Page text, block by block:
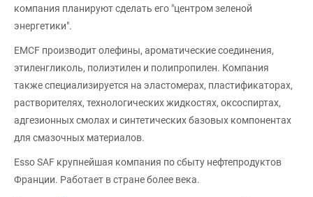
компания планируют сделать его "центром зеленой
энергетики".
EMCF производит олефины, ароматические соединения,
этиленгликоль, полиэтилен и полипропилен. Компания
также специализируется на эластомерах, пластификаторах,
растворителях, технологических жидкостях, оксоспиртах,
адгезионных смолах и синтетических базовых компонентах
для смазочных материалов.
Esso SAF крупнейшая компания по сбыту нефтепродуктов
Франции. Работает в стране более века.